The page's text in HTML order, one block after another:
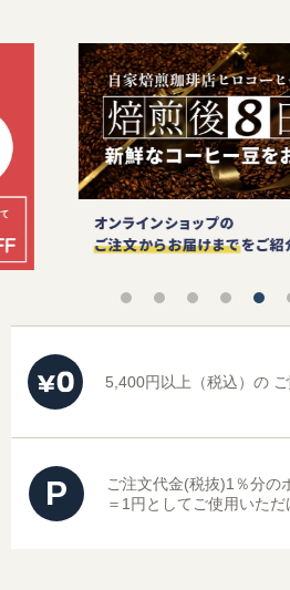
デカフェ（カフェインレス）商品
送料無料（コーヒー）
お試しセット（送料無料）
まとめ買いディスカウント
コーヒーギフト（すべて）
コーヒーマイスターセレクトギフト
レギュラーコーヒーギフト
5,400円以上（税込）の
P ご注文代金(税抜)1％分の
＝1円としてご使用いただ